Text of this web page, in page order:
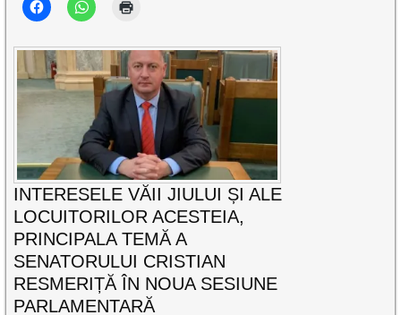
INTERESELE VĂII JIULUI ȘI ALE
LOCUITORILOR ACESTEIA,
PRINCIPALA TEMĂ A
SENATORULUI CRISTIAN
RESMERIȚĂ ÎN NOUA SESIUNE
PARLAMENTARĂ